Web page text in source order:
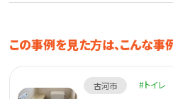
この事例を見た方は、こんな事
古河市 トイレ